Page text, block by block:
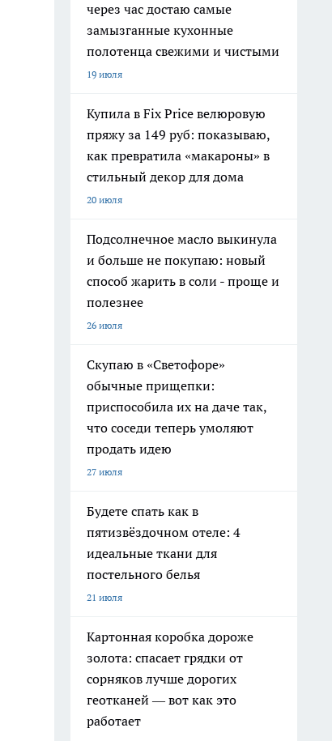
через час достаю самые
замызганные кухонные
полотенца свежими и чистыми
19 июля
Купила в Fix Price велюровую
пряжу за 149 руб: показываю,
как превратила «макароны» в
стильный декор для дома
20 июля
Подсолнечное масло выкинула
и больше не покупаю: новый
способ жарить в соли - проще и
полезнее
26 июля
Скупаю в «Светофоре»
обычные прищепки:
приспособила их на даче так,
что соседи теперь умоляют
продать идею
27 июля
Будете спать как в
пятизвёздочном отеле: 4
идеальные ткани для
постельного белья
21 июля
Картонная коробка дороже
золота: спасает грядки от
сорняков лучше дорогих
геотканей — вот как это
работает